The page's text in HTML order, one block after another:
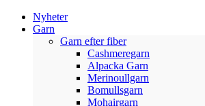
Nyheter
Garn
Garn efter fiber
Cashmeregarn
Alpacka Garn
Merinoullgarn
Bomullsgarn
Mohairgarn